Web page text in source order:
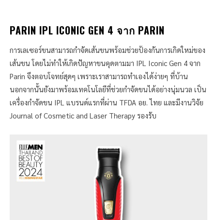
PARIN IPL ICONIC GEN 4 จาก PARIN
การเลเซอร์ขนสามารถกำจัดเส้นขนพร้อมช่วยป้องกันการเกิดใหม่ของ
เส้นขน โดยไม่ทำให้เกิดปัญหาขนคุดตามมา IPL Iconic Gen 4 จาก
Parin จึงตอบโจทย์สุดๆ เพราะเราสามารถทำเองได้ง่ายๆ ที่บ้าน
นอกจากนั้นยังมาพร้อมเทคโนโลยีที่ช่วยกำจัดขนได้อย่างนุ่มนวล เป็น
เครื่องกำจัดขน IPL แบรนด์แรกที่ผ่าน TFDA อย. ไทย และมีงานวิจัย
Journal of Cosmetic and Laser Therapy รองรับ